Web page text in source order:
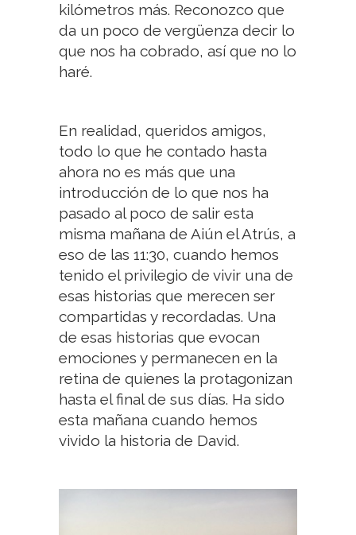
kilómetros más. Reconozco que
da un poco de vergüenza decir lo
que nos ha cobrado, así que no lo
haré.
En realidad, queridos amigos,
todo lo que he contado hasta
ahora no es más que una
introducción de lo que nos ha
pasado al poco de salir esta
misma mañana de Aiún el Atrús, a
eso de las 11:30, cuando hemos
tenido el privilegio de vivir una de
esas historias que merecen ser
compartidas y recordadas. Una
de esas historias que evocan
emociones y permanecen en la
retina de quienes la protagonizan
hasta el final de sus días. Ha sido
esta mañana cuando hemos
vivido la historia de David.